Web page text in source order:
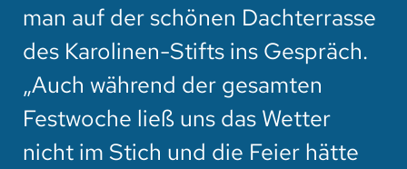
man auf der schönen Dachterrasse
des Karolinen-Stifts ins Gespräch.
„Auch während der gesamten
Festwoche ließ uns das Wetter
nicht im Stich und die Feier hätte